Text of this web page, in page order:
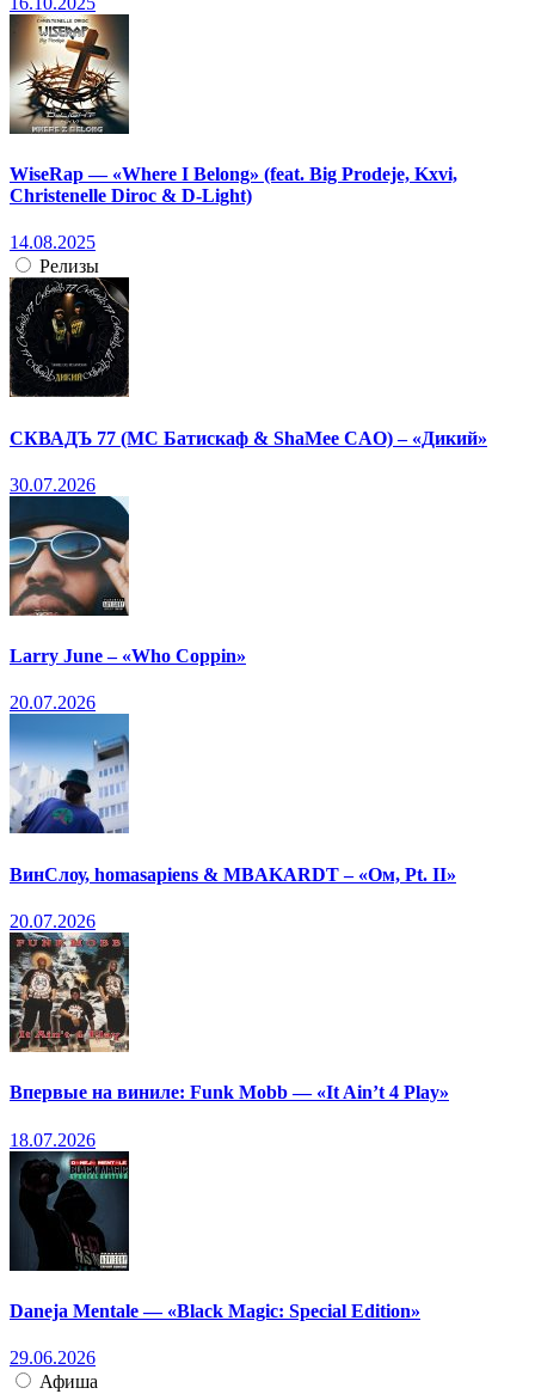
WiseRap — «Where I Belong» (feat. Big Prodeje, Kxvi,
Christenelle Diroc & D-Light)
14.08.2025
Релизы
СКВАДЪ 77 (МС Батискаф & ShaMee CAO) – «Дикий»
30.07.2026
Larry June – «Who Coppin»
20.07.2026
ВинСлоу, homasapiens & MBAKARDT – «Ом, Pt. II»
20.07.2026
Впервые на виниле: Funk Mobb — «It Ain’t 4 Play»
18.07.2026
Daneja Mentale — «Black Magic: Special Edition»
29.06.2026
Афиша